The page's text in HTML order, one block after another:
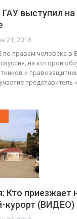
выступил
21, 2018
правам человека в
на которой
и
представитель
Кто приезжает
курорт (ВИДЕО)